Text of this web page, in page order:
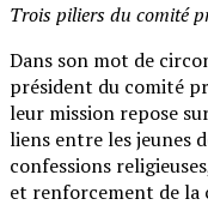
Trois piliers du comité
Dans son mot de
président du comité
leur mission repose
liens entre les jeunes
confessions
et renforcement de